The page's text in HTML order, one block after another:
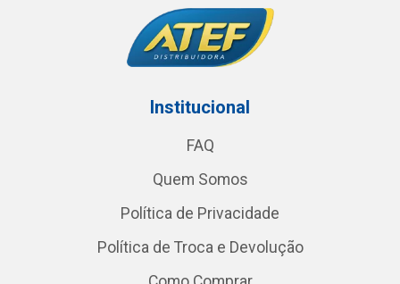
Institucional
FAQ
Quem Somos
Política de Privacidade
Política de Troca e Devolução